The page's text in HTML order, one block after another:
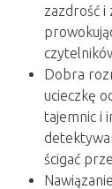
zazdrość i
Dobra
ucieczkę
tajemnic i
ścigać